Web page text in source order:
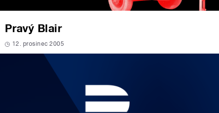
Pravý Blair
12. prosinec 2005